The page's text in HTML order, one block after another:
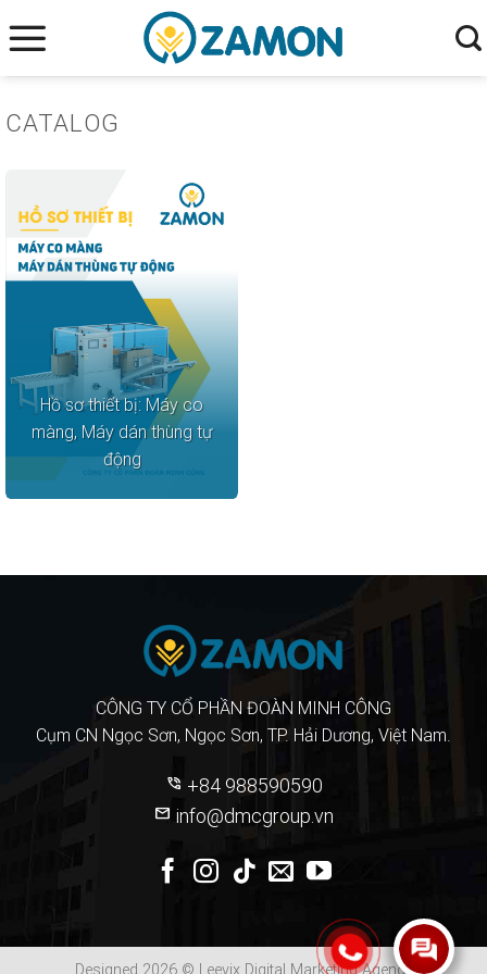
to
CATALOG
Hồ sơ thiết bị: Máy co
màng, Máy dán thùng tự
động
CÔNG TY CỔ PHẦN ĐOÀN MINH CÔNG
Cụm CN Ngọc Sơn, Ngọc Sơn, TP. Hải Dương, Việt Nam.
phone_in_talk +84 988590590
mail info@dmcgroup.vn